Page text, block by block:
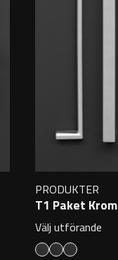
PRODUKTER
T1 Paket Krom
Välj utförande